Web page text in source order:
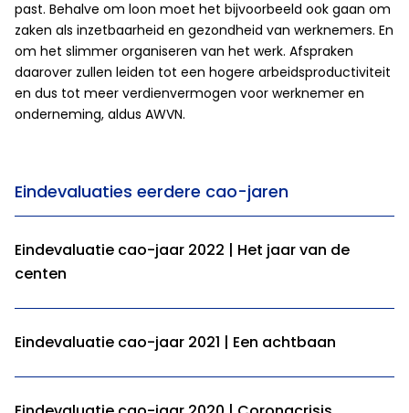
past. Behalve om loon moet het bijvoorbeeld ook gaan om
zaken als inzetbaarheid en gezondheid van werknemers. En
om het slimmer organiseren van het werk. Afspraken
daarover zullen leiden tot een hogere arbeidsproductiviteit
en dus tot meer verdienvermogen voor werknemer en
onderneming, aldus AWVN.
Eindevaluaties eerdere cao-jaren
Eindevaluatie cao-jaar 2022 | Het jaar van de
centen
Eindevaluatie cao-jaar 2021 | Een achtbaan